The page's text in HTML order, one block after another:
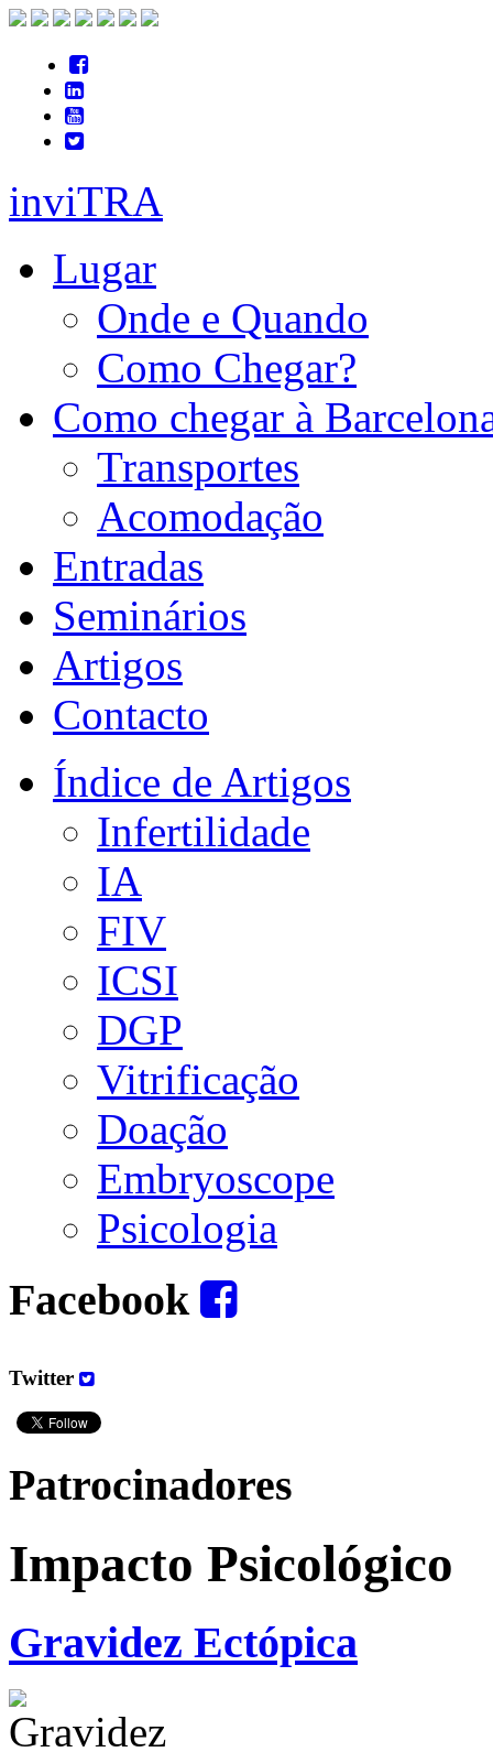
inviTRA
Lugar
Onde e Quando
Como Chegar?
Como chegar à
Transportes
Acomodação
Entradas
Seminários
Artigos
Contacto
Índice de Artigos
Infertilidade
IA
FIV
ICSI
DGP
Vitrificação
Doação
Embryoscope
Psicologia
Facebook
Twitter
Patrocinadores
Impacto Psicológico
Gravidez Ectópica